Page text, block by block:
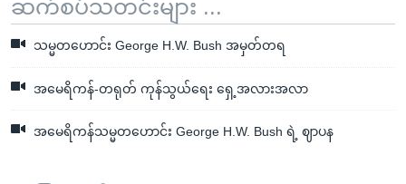
ဆက်စပ်သတင်းများ ...
သမ္မတဟောင်း George H.W. Bush အမှတ်တရ
အမေရိကန်-တရုတ် ကုန်သွယ်ရေး ရှေ့အလားအလာ
အမေရိကန်သမ္မတဟောင်း George H.W. Bush ရဲ့ ဈာပန